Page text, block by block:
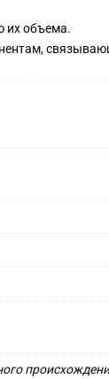
их объема.